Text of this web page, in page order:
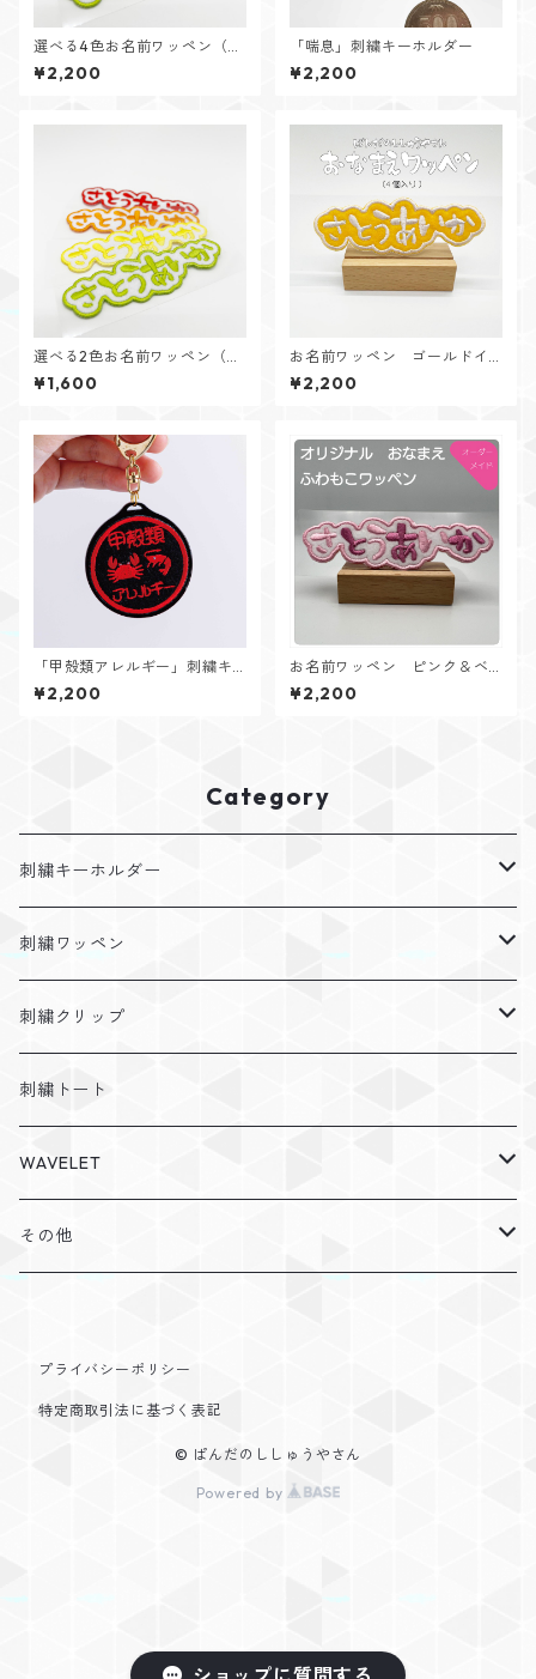
選べる4色お名前ワッペン（ホ
ワイトフェルト・４個入り）
¥2,200
「喘息」刺繍キーホルダー
¥2,200
選べる2色お名前ワッペン（ホ
ワイトフェルト・2個入り）
¥1,600
お名前ワッペン ゴールドイ
エロー（４個入り）
¥2,200
「甲殻類アレルギー」刺繍キ
ーホルダー・ダークモード
¥2,200
お名前ワッペン ピンク＆ベ
リーピンク（4個入り）
¥2,200
Category
刺繍キーホルダー
アレルギー
障がい
症状
カスタマイズ
その他
刺繍ワッペン
ふわもこお名前ワッペン
カラーフェルト
ノーマルフェルト
花束ワッペン
丸形ワッペン
カラーフェルト
シンプルお名前ワッペン
刺繍クリップ
カスタマイズ
刺繍トート
WAVELET
パーカー
シャツ
その他
プライバシーポリシー
特定商取引法に基づく表記
© ぱんだのししゅうやさん
Powered by